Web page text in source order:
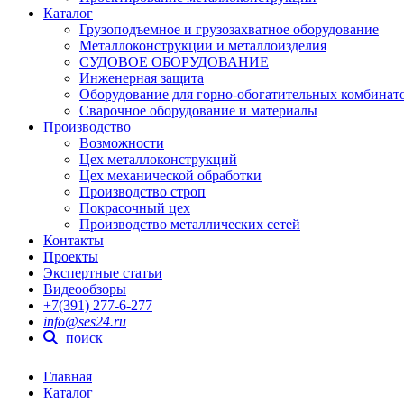
Каталог
Грузоподъемное и грузозахватное оборудование
Металлоконструкции и металлоизделия
СУДОВОЕ ОБОРУДОВАНИЕ
Инженерная защита
Оборудование для горно-обогатительных
Сварочное оборудование и материалы
Производство
Возможности
Цех металлоконструкций
Цех механической обработки
Производство строп
Покрасочный цех
Производство металлических сетей
Контакты
Проекты
Экспертные статьи
Видеообзоры
+7(391) 277-6-277
info@ses24.ru
поиск
Главная
Каталог